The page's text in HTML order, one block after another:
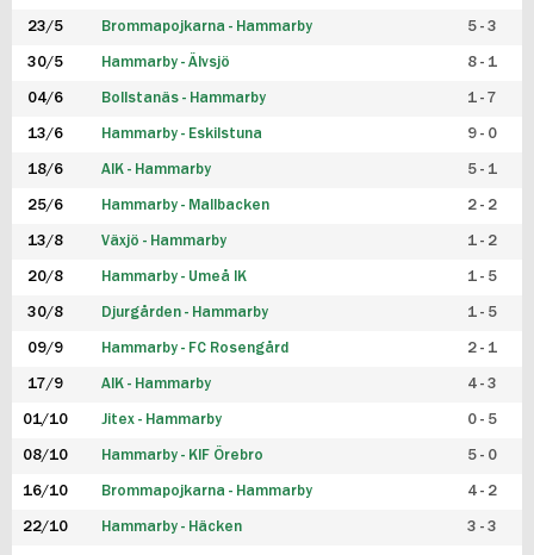
23/5 Brommapojkarna - Hammarby 5 - 3
30/5 Hammarby - Älvsjö 8 - 1
04/6 Bollstanäs - Hammarby 1 - 7
13/6 Hammarby - Eskilstuna 9 - 0
18/6 AIK - Hammarby 5 - 1
25/6 Hammarby - Mallbacken 2 - 2
13/8 Växjö - Hammarby 1 - 2
20/8 Hammarby - Umeå IK 1 - 5
30/8 Djurgården - Hammarby 1 - 5
09/9 Hammarby - FC Rosengård 2 - 1
17/9 AIK - Hammarby 4 - 3
01/10 Jitex - Hammarby 0 - 5
08/10 Hammarby - KIF Örebro 5 - 0
16/10 Brommapojkarna - Hammarby 4 - 2
22/10 Hammarby - Häcken 3 - 3